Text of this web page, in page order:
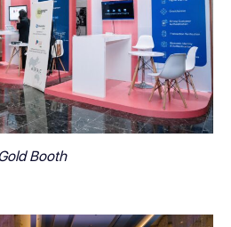
Booth